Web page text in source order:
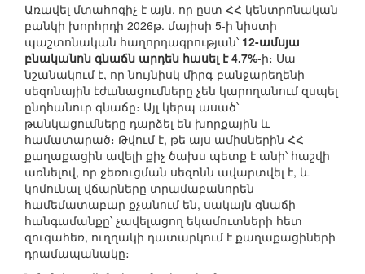
Առավել մտահոգիչ է այն, որ ըստ ՀՀ կենտրոնական
բանկի խորհրդի 2026թ. մայիսի 5-ի նիստի
պաշտոնական հաղորդագրության՝ 12-ամսյա
բնականոն գնաճն արդեն հասել է 4.7%-ի։ Սա
նշանակում է, որ նույնիսկ միրգ-բանջարեղենի
սեզոնային էժանացումները չեն կարողանում զսպել
ընդհանուր գնաճը։ Այլ կերպ ասած՝
թանկացումները դարձել են խորքային և
համատարած։ Թվում է, թե այս ամիսներին ՀՀ
քաղաքացին ավելի քիչ ծախս պետք է անի՝ հաշվի
առնելով, որ ջեռուցման սեզոնն ավարտվել է, և
կոմունալ վճարները տրամաբանորեն
համեմատաբար քչանում են, սակայն գնաճի
հանգամանքը՝ չավելացող եկամուտների հետ
զուգահեռ, ուղղակի դատարկում է քաղաքացիների
դրամապանակը։